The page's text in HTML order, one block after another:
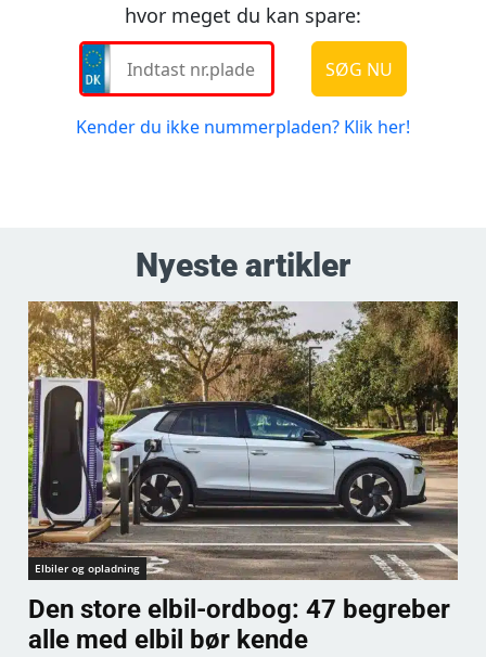
Nyeste artikler
Elbiler og opladning
Den store elbil-ordbog: 47 begreber
alle med elbil bør kende